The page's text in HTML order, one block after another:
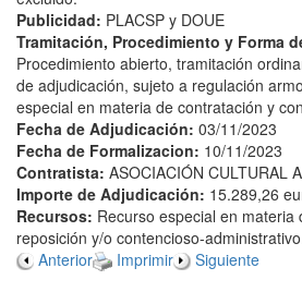
Publicidad: PLACSP y DOUE
Tramitación, Procedimiento y Forma
Procedimiento abierto, tramitación
de adjudicación, sujeto a regulación
especial en materia de contratación y
Fecha de Adjudicación: 03/11/2023
Fecha de Formalizacion: 10/11/2023
Contratista: ASOCIACIÓN CULTURAL
Importe de Adjudicación: 15.289,26
Recursos: Recurso especial en materia
reposición y/o contencioso-
Anterior
Imprimir Siguiente